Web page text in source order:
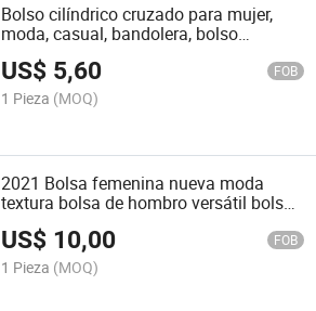
Bolso cilíndrico cruzado para mujer,
moda, casual, bandolera, bolso
pequeño cruzado para mujer
US$ 5,60 FOB
1 Pieza (MOQ)
2021 Bolsa femenina nueva moda
textura bolsa de hombro versátil bolsa
cruzada
US$ 10,00 FOB
1 Pieza (MOQ)